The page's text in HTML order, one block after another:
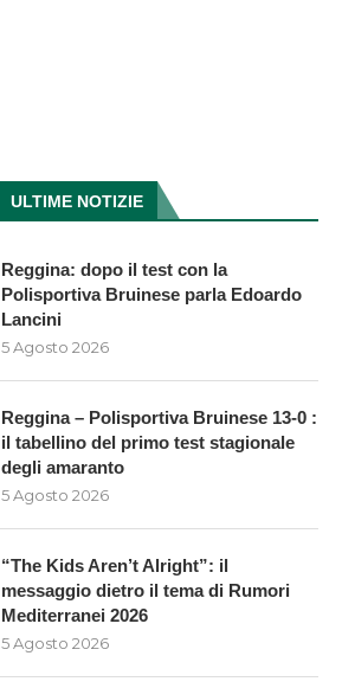
ULTIME NOTIZIE
Reggina: dopo il test con la
Polisportiva Bruinese parla Edoardo
Lancini
5 Agosto 2026
Reggina – Polisportiva Bruinese 13-0 :
il tabellino del primo test stagionale
degli amaranto
5 Agosto 2026
“The Kids Aren’t Alright”: il
messaggio dietro il tema di Rumori
Mediterranei 2026
5 Agosto 2026